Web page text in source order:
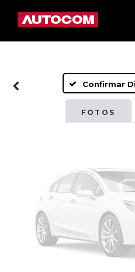
Confirmar
FOTOS
Por